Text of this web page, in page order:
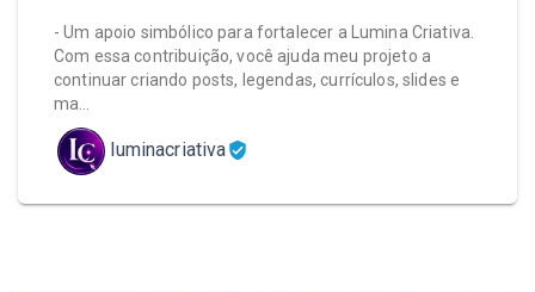
- Um apoio simbólico para fortalecer a Lumina Criativa.
Com essa contribuição, você ajuda meu projeto a
continuar criando posts, legendas, currículos, slides e
ma…
luminacriativa